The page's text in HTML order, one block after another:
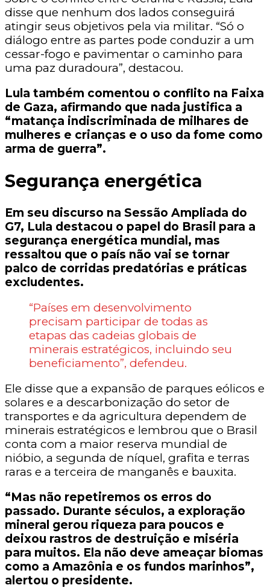
disse que nenhum dos lados conseguirá
atingir seus objetivos pela via militar. “Só o
diálogo entre as partes pode conduzir a um
cessar-fogo e pavimentar o caminho para
uma paz duradoura”, destacou.
Lula também comentou o conflito na Faixa
de Gaza, afirmando que nada justifica a
“matança indiscriminada de milhares de
mulheres e crianças e o uso da fome como
arma de guerra”.
Segurança energética
Em seu discurso na Sessão Ampliada do
G7, Lula destacou o papel do Brasil para a
segurança energética mundial, mas
ressaltou que o país não vai se tornar
palco de corridas predatórias e práticas
excludentes.
“Países em desenvolvimento
precisam participar de todas as
etapas das cadeias globais de
minerais estratégicos, incluindo seu
beneficiamento”, defendeu.
Ele disse que a expansão de parques eólicos e
solares e a descarbonização do setor de
transportes e da agricultura dependem de
minerais estratégicos e lembrou que o Brasil
conta com a maior reserva mundial de
nióbio, a segunda de níquel, grafita e terras
raras e a terceira de manganês e bauxita.
“Mas não repetiremos os erros do
passado. Durante séculos, a exploração
mineral gerou riqueza para poucos e
deixou rastros de destruição e miséria
para muitos. Ela não deve ameaçar biomas
como a Amazônia e os fundos marinhos”,
alertou o presidente.